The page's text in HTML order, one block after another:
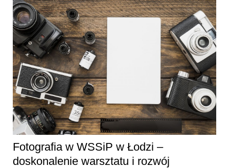
Fotografia w WSSiP w Łodzi –
doskonalenie warsztatu i rozwój